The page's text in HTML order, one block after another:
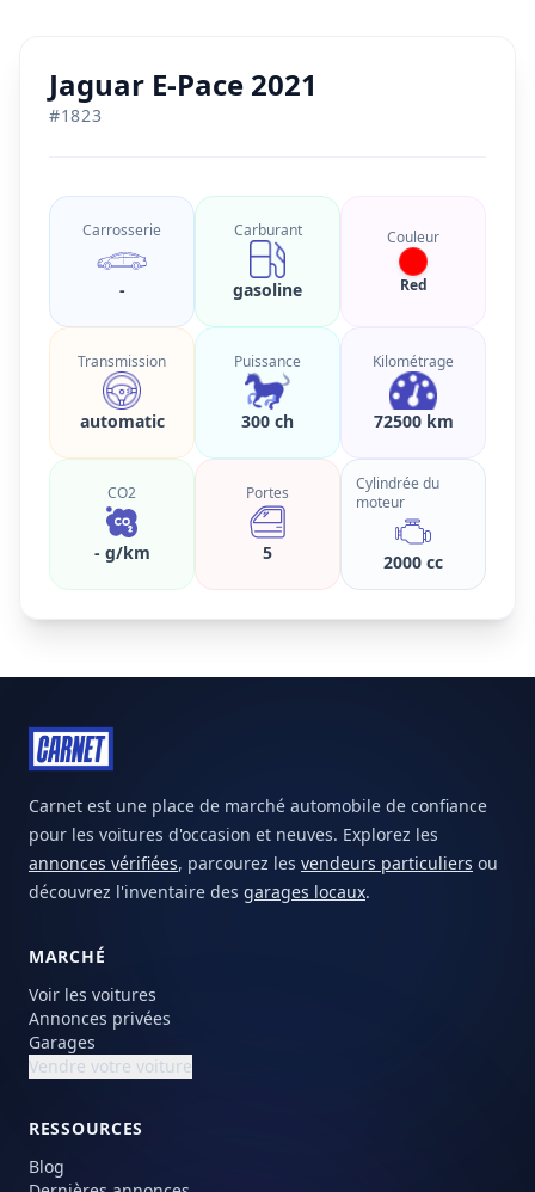
Jaguar E-Pace 2021
#1823
Carrosserie
-
Carburant
gasoline
Couleur
Red
Transmission
automatic
Puissance
300 ch
Kilométrage
72500 km
CO2
- g/km
Portes
5
Cylindrée du
moteur
2000 cc
Carnet est une place de marché automobile de confiance
pour les voitures d'occasion et neuves. Explorez les
annonces vérifiées, parcourez les vendeurs particuliers ou
découvrez l'inventaire des garages locaux.
MARCHÉ
Voir les voitures
Annonces privées
Garages
Vendre votre voiture
RESSOURCES
Blog